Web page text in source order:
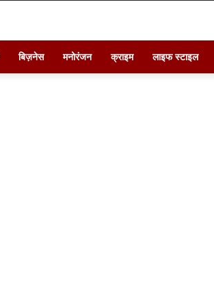
बिज़नेस मनोरंजन क्राइम लाइफ स्टाइल